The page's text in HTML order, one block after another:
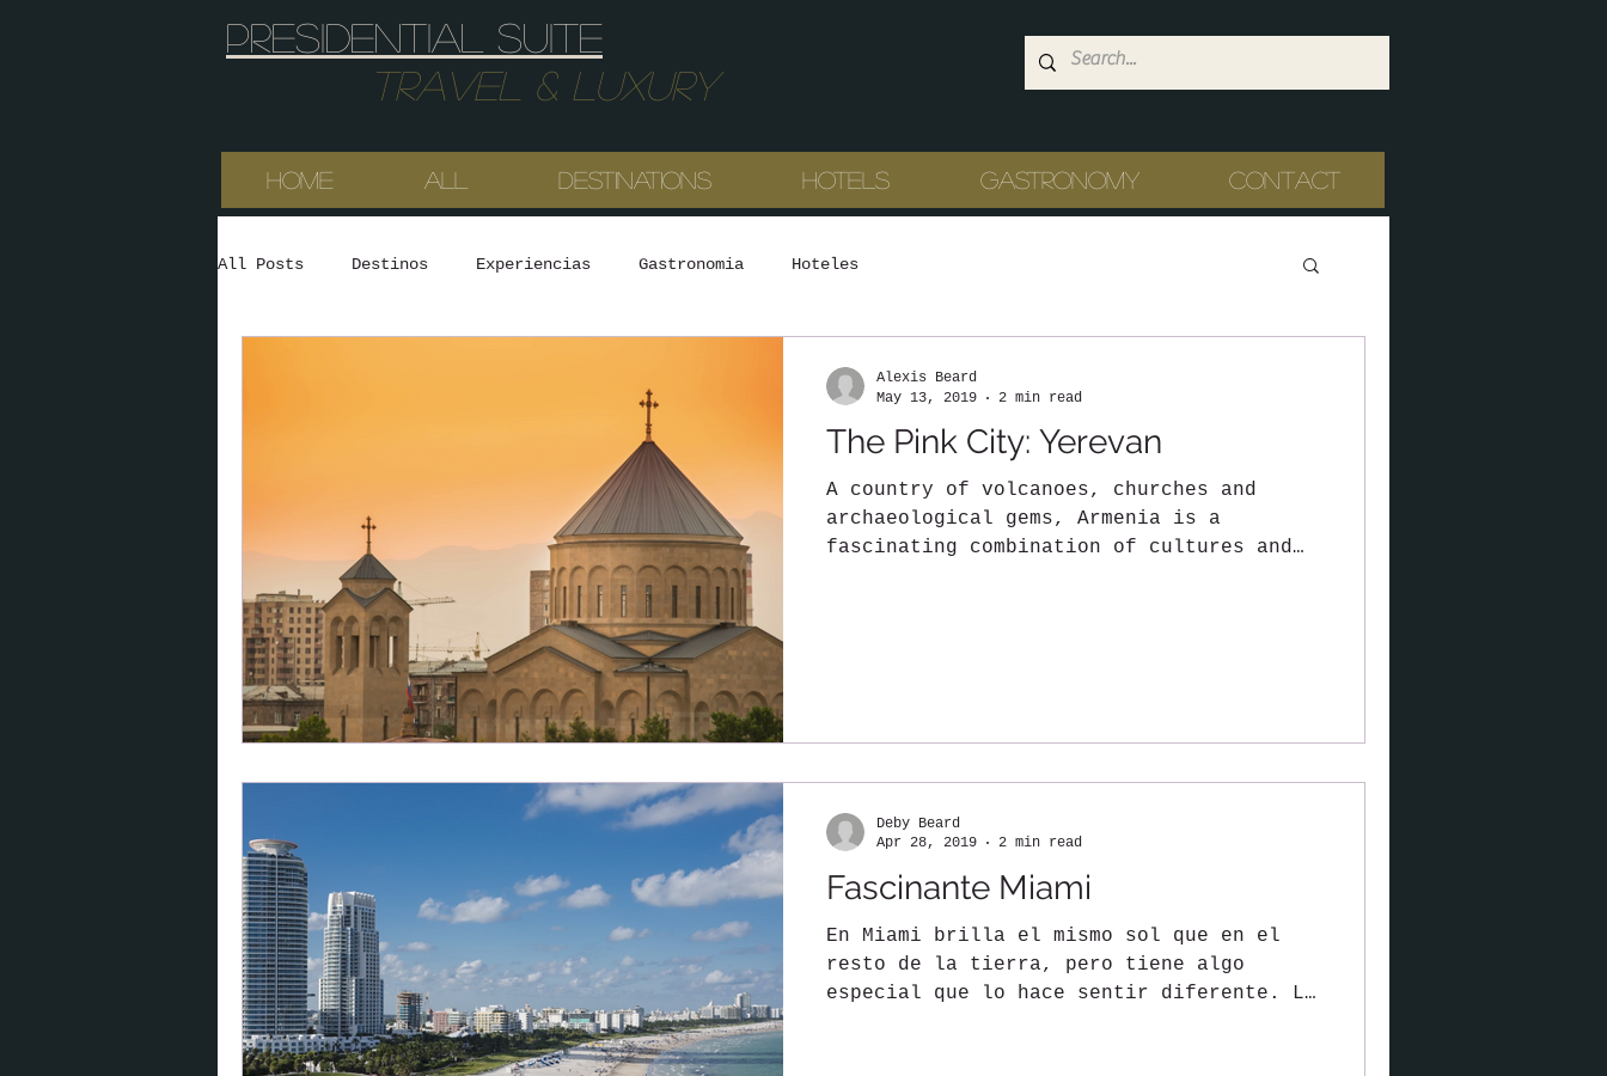
Presidential suite
Travel & Luxury
HOME All Destinations Hotels Gastronomy Contact
All Posts Destinos Experiencias Gastronomia Hoteles
The Pink City: Yerevan
A country of volcanoes, churches and
archaeological gems, Armenia is a
fascinating combination of cultures and
Alexis Beard
May 13, 2019
2 min read
Fascinante Miami
En Miami brilla el mismo sol que en el
resto de la tierra, pero tiene algo
especial que lo hace sentir diferente. La
Deby Beard
Apr 28, 2019
2 min read